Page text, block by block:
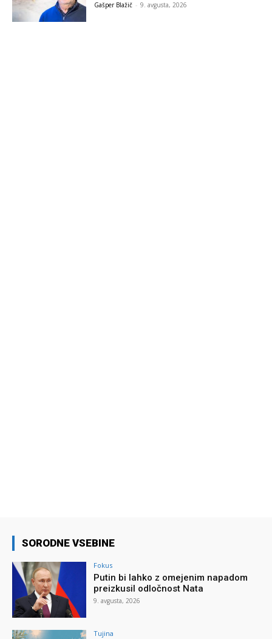
Gašper Blažič - 9. avgusta, 2026
SORODNE VSEBINE
Fokus
Putin bi lahko z omejenim napadom
preizkusil odločnost Nata
9. avgusta, 2026
Tujina